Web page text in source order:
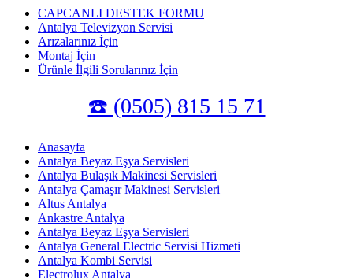
CAPCANLI DESTEK FORMU
Antalya Televizyon Servisi
Arızalarınız İçin
Montaj İçin
Ürünle İlgili Sorularınız İçin
☎️ (0505) 815 15 71
Anasayfa
Antalya Beyaz Eşya Servisleri
Antalya Bulaşık Makinesi Servisleri
Antalya Çamaşır Makinesi Servisleri
Altus Antalya
Ankastre Antalya
Antalya Beyaz Eşya Servisleri
Antalya General Electric Servisi Hizmeti
Antalya Kombi Servisi
Electrolux Antalya